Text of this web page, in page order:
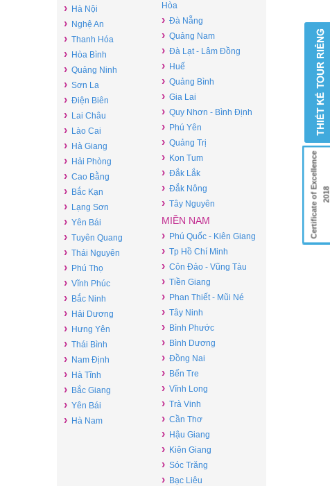
› Hà Nội
› Nghệ An
› Thanh Hóa
› Hòa Bình
› Quảng Ninh
› Sơn La
› Điện Biên
› Lai Châu
› Lào Cai
› Hà Giang
› Hải Phòng
› Cao Bằng
› Bắc Kạn
› Lạng Sơn
› Yên Bái
› Tuyên Quang
› Thái Nguyên
› Phú Thọ
› Vĩnh Phúc
› Bắc Ninh
› Hải Dương
› Hưng Yên
› Thái Bình
› Nam Định
› Hà Tĩnh
› Bắc Giang
› Yên Bái
› Hà Nam
Hòa
› Đà Nẵng
› Quảng Nam
› Đà Lạt - Lâm Đồng
› Huế
› Quảng Bình
› Gia Lai
› Quy Nhơn - Bình Định
› Phú Yên
› Quảng Trị
› Kon Tum
› Đắk Lắk
› Đắk Nông
› Tây Nguyên
MIỀN NAM
› Phú Quốc - Kiên Giang
› Tp Hồ Chí Minh
› Côn Đảo - Vũng Tàu
› Tiền Giang
› Phan Thiết - Mũi Né
› Tây Ninh
› Bình Phước
› Bình Dương
› Đồng Nai
› Bến Tre
› Vĩnh Long
› Trà Vinh
› Cần Thơ
› Hậu Giang
› Kiên Giang
› Sóc Trăng
› Bạc Liêu
Certificate of Excellence 2018